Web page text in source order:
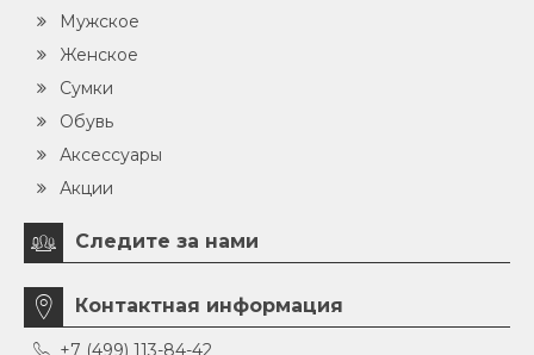
Мужское
Женское
Сумки
Обувь
Аксессуары
Акции
Следите за нами
Контактная информация
+7 (499) 113-84-42